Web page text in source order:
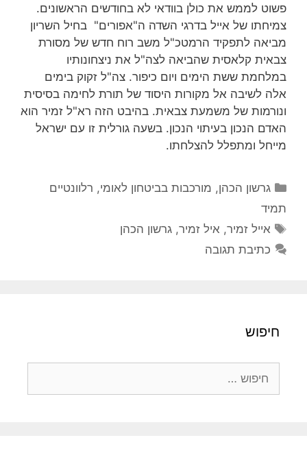
פשוט לממש את כולן בוודאי לא בחודשים הראשונים.
צמיחתו של אייל בדרגי השדה ה"אפורים" בחיל השריון
מביאה לתפקיד הרמטכ"ל משב רוח חדש של מסורת
צבאית קלאסית שהביאה לצה"ל את ניצחונותיו
במלחמת ששת הימים ויום כיפור. צה"ל זקוק בימים
אלה לשיבה אל מקורות היסוד של תורת לחימה בסיסית
ונורמות של משמעת צבאית. בהיבט הזה רא"ל זמיר הוא
האדם הנכון בעיתוי הנכון. בשעה גורלית זו עם ישראל
מייחל ומתפלל להצלחתו.
קטגוריות
גרשון הכהן, מורכבות בביטחון לאומי, רלוונטיים
תמיד
תגיות
אייל זמיר, איל זמיר,גרשון הכהן
כתיבת תגובה
חיפוש